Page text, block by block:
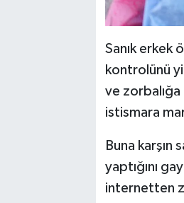
Sanık erkek
kontrolünü
ve zorbalığa
istismara
Buna karşın
yaptığını
internetten